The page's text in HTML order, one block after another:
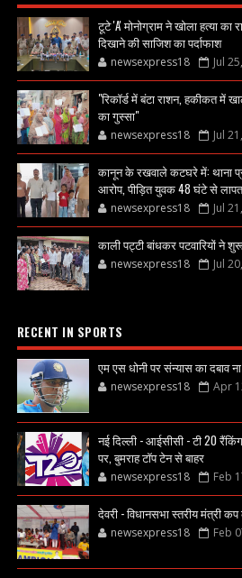
टूटे 'A' मोनोग्राम ने खोला हत्या
दिखाने की साजिश का पर्दाफाश
newsexpress18 Jul
"रिकॉर्ड में बंटा राशन, हकीकत में
का गुस्सा"
newsexpress18 Jul
कानून के रखवाले कटघरे में: थाना
आरोप, पीड़ित युवक 48 घंटे से
newsexpress18 Jul
काली पट्टी बांधकर पटवारियों ने
newsexpress18 Jul
RECENT IN SPORTS
एम एस धोनी पर संन्यास का दबाव
newsexpress18 Apr
नई दिल्ली - आईसीसी - टी 20
पर, बुमराह टॉप टेन से बाहर
newsexpress18 Feb
देवरी - विधानसभा स्तरीय मंत्री
newsexpress18 Feb